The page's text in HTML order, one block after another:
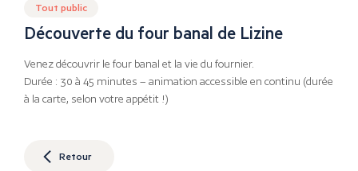
Tout public
Découverte du four banal de Lizine
Venez découvrir le four banal et la vie du fournier.
Durée : 30 à 45 minutes – animation accessible en continu (durée
à la carte, selon votre appétit !)
Retour